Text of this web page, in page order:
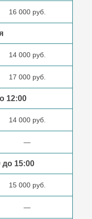
16 000 руб.
14 000 руб.
17 000 руб.
12:00
14 000 руб.
—
до 15:00
15 000 руб.
—